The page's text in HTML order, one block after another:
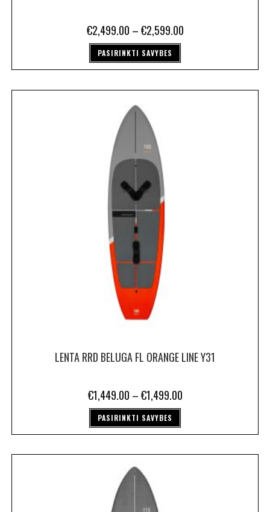
€2,499.00 –€2,599.00
PASIRINKTI SAVYBES
LENTA RRD BELUGA FL ORANGE LINE Y31
€1,449.00 –€1,499.00
PASIRINKTI SAVYBES